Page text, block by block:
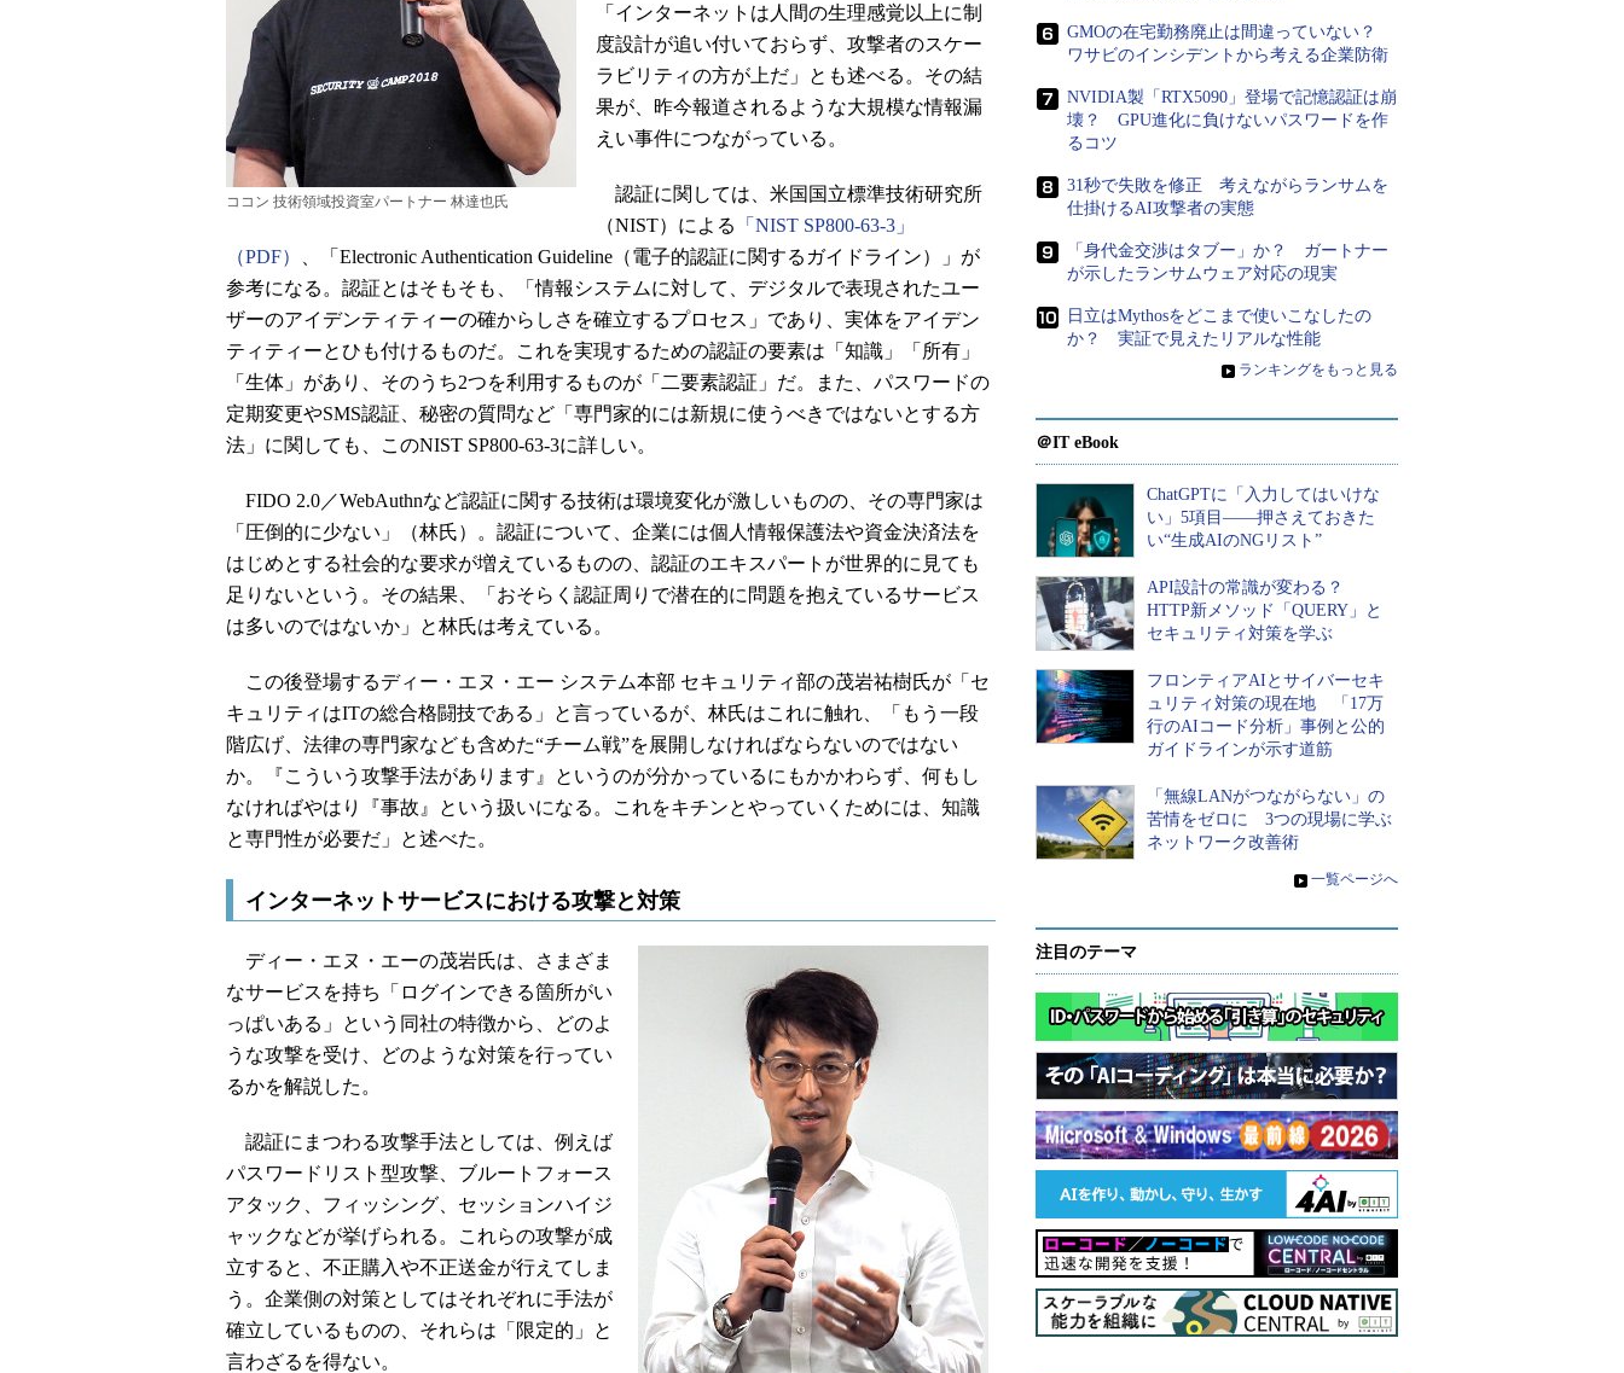
ココン 技術領域投資室パートナー 林達也氏
「インターネットは人間の生理感覚以上に制
度設計が追い付いておらず、攻撃者のスケー
ラビリティの方が上だ」とも述べる。その結
果が、昨今報道されるような大規模な情報漏
えい事件につながっている。
認証に関しては、米国国立標準技術研究所
（NIST）による
「NIST SP800-63-3」
（PDF）
、「Electronic Authentication Guideline（電子的認証に関するガイドライン）」が
参考になる。認証とはそもそも、「情報システムに対して、デジタルで表現されたユー
ザーのアイデンティティーの確からしさを確立するプロセス」であり、実体をアイデン
ティティーとひも付けるものだ。これを実現するための認証の要素は「知識」「所有」
「生体」があり、そのうち2つを利用するものが「二要素認証」だ。また、パスワードの
定期変更やSMS認証、秘密の質問など「専門家的には新規に使うべきではないとする方
法」に関しても、このNIST SP800-63-3に詳しい。
FIDO 2.0／WebAuthnなど認証に関する技術は環境変化が激しいものの、その専門家は
「圧倒的に少ない」（林氏）。認証について、企業には個人情報保護法や資金決済法を
はじめとする社会的な要求が増えているものの、認証のエキスパートが世界的に見ても
足りないという。その結果、「おそらく認証周りで潜在的に問題を抱えているサービス
は多いのではないか」と林氏は考えている。
この後登場するディー・エヌ・エー システム本部 セキュリティ部の茂岩祐樹氏が「セ
キュリティはITの総合格闘技である」と言っているが、林氏はこれに触れ、「もう一段
階広げ、法律の専門家なども含めた“チーム戦”を展開しなければならないのではない
か。『こういう攻撃手法があります』というのが分かっているにもかかわらず、何もし
なければやはり『事故』という扱いになる。これをキチンとやっていくためには、知識
と専門性が必要だ」と述べた。
インターネットサービスにおける攻撃と対策
ディー・エヌ・エーの茂岩氏は、さまざま
なサービスを持ち「ログインできる箇所がい
っぱいある」という同社の特徴から、どのよ
うな攻撃を受け、どのような対策を行ってい
るかを解説した。
認証にまつわる攻撃手法としては、例えば
パスワードリスト型攻撃、ブルートフォース
アタック、フィッシング、セッションハイジ
ャックなどが挙げられる。これらの攻撃が成
立すると、不正購入や不正送金が行えてしま
う。企業側の対策としてはそれぞれに手法が
確立しているものの、それらは「限定的」と
言わざるを得ない。
GMOの在宅勤務廃止は間違っていない？
ワサビのインシデントから考える企業防衛
NVIDIA製「RTX5090」登場で記憶認証は崩
壊？ GPU進化に負けないパスワードを作
るコツ
31秒で失敗を修正 考えながらランサムを
仕掛けるAI攻撃者の実態
「身代金交渉はタブー」か？ ガートナー
が示したランサムウェア対応の現実
日立はMythosをどこまで使いこなしたの
か？ 実証で見えたリアルな性能
» ランキングをもっと見る
＠IT eBook
ChatGPTに「入力してはいけな
い」5項目――押さえておきた
い“生成AIのNGリスト”
API設計の常識が変わる？
HTTP新メソッド「QUERY」と
セキュリティ対策を学ぶ
フロンティアAIとサイバーセキ
ュリティ対策の現在地 「17万
行のAIコード分析」事例と公的
ガイドラインが示す道筋
「無線LANがつながらない」の
苦情をゼロに 3つの現場に学ぶ
ネットワーク改善術
» 一覧ページへ
注目のテーマ